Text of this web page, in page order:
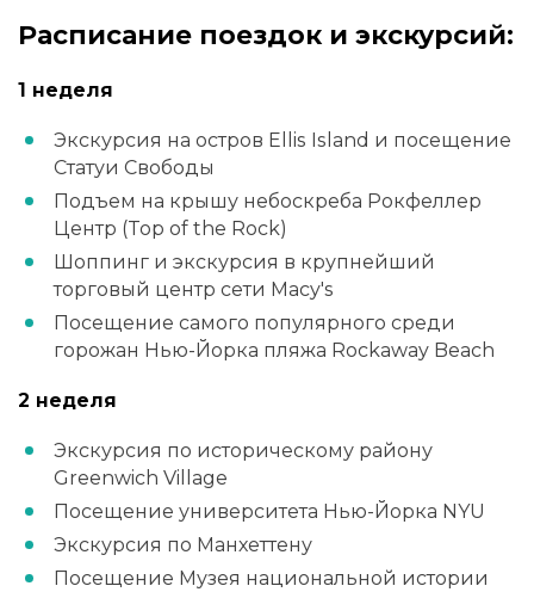
Расписание поездок и экскурсий:
1 неделя
Экскурсия на остров Ellis Island и посещение
Статуи Свободы
Подъем на крышу небоскреба Рокфеллер
Центр (Top of the Rock)
Шоппинг и экскурсия в крупнейший
торговый центр сети Macy's
Посещение самого популярного среди
горожан Нью-Йорка пляжа Rockaway Beach
2 неделя
Экскурсия по историческому району
Greenwich Village
Посещение университета Нью-Йорка NYU
Экскурсия по Манхеттену
Посещение Музея национальной истории